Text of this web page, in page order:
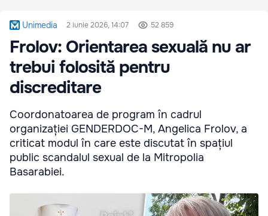
Unimedia 2 iunie 2026, 14:07 52 859
Frolov: Orientarea sexuală nu ar
trebui folosită pentru
discreditare
Coordonatoarea de program în cadrul
organizației GENDERDOC-M, Angelica Frolov, a
criticat modul în care este discutat în spațiul
public scandalul sexual de la Mitropolia
Basarabiei.